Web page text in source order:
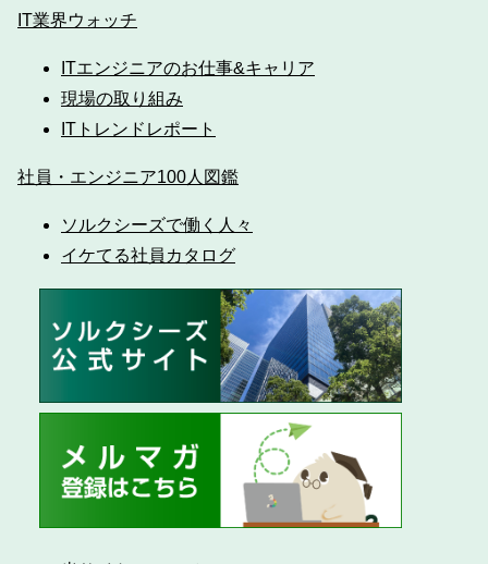
IT業界ウォッチ
ITエンジニアのお仕事&キャリア
現場の取り組み
ITトレンドレポート
社員・エンジニア100人図鑑
ソルクシーズで働く人々
イケてる社員カタログ